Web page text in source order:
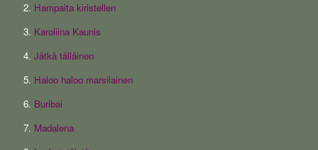
2. Hampaita kiristellen
3. Karoliina Kaunis
4. Jätkä tälläinen
5. Haloo haloo marsilainen
6. Buribai
7. Madalena